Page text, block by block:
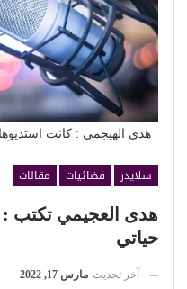
هدى الهيجمي : كانت
سلايدر فضائيات
مقالات
هدى العجيمي تكتب :
حياتي
آخر تحديث مارس 17, 2022